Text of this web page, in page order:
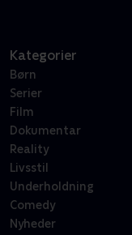
Kategorier
Børn
Serier
Film
Dokumentar
Reality
Livsstil
Underholdning
Comedy
Nyheder